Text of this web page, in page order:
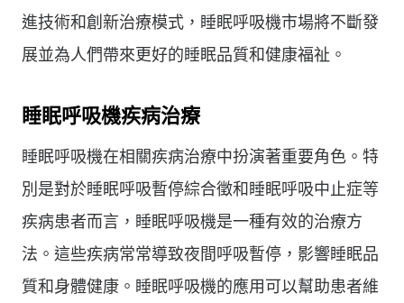
進技術和創新治療模式，睡眠呼吸機市場將不斷發
展並為人們帶來更好的睡眠品質和健康福祉。
睡眠呼吸機疾病治療
睡眠呼吸機在相關疾病治療中扮演著重要角色。特
別是對於睡眠呼吸暫停綜合徵和睡眠呼吸中止症等
疾病患者而言，睡眠呼吸機是一種有效的治療方
法。這些疾病常常導致夜間呼吸暫停，影響睡眠品
質和身體健康。睡眠呼吸機的應用可以幫助患者維